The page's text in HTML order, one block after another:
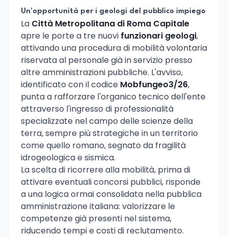
Un'opportunità per i geologi del pubblico impiego
La Città Metropolitana di Roma Capitale
apre le porte a tre nuovi funzionari geologi,
attivando una procedura di mobilità volontaria
riservata al personale già in servizio presso
altre amministrazioni pubbliche. L'avviso,
identificato con il codice Mobfungeo3/26,
punta a rafforzare l'organico tecnico dell'ente
attraverso l'ingresso di professionalità
specializzate nel campo delle scienze della
terra, sempre più strategiche in un territorio
come quello romano, segnato da fragilità
idrogeologica e sismica.
La scelta di ricorrere alla mobilità, prima di
attivare eventuali concorsi pubblici, risponde
a una logica ormai consolidata nella pubblica
amministrazione italiana: valorizzare le
competenze già presenti nel sistema,
riducendo tempi e costi di reclutamento.